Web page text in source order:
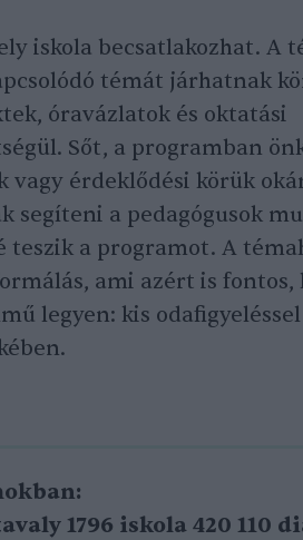
iskola becsatlakozhat. A
témát járhatnak
óravázlatok és oktatási
Sőt, a programban
vagy érdeklődési körük
segíteni a pedagógusok
teszik a programot. A
ami azért is fontos,
legyen: kis
1796 iskola 420 110